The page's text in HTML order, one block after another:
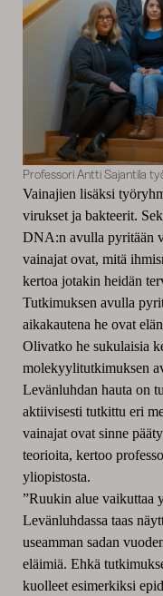
Professori Antti Sajantila
Vainajien lisäksi
virukset ja bakteerit.
DNA:n avulla pyritään
vainajat ovat, mitä
kertoa jotakin heidän
Tutkimuksen avulla
aikakautena he ovat
Olivatko he sukulaisia
molekyylitutkimuksen
Levänluhdan hauta on
aktiivisesti tutkittu eri
vainajat ovat sinne
teorioita, kertoo
yliopistosta.
”Ruukin alue vaikuttaa
Levänluhdassa taas
useamman sadan
eläimiä. Ehkä
kuolleet esimerkiksi